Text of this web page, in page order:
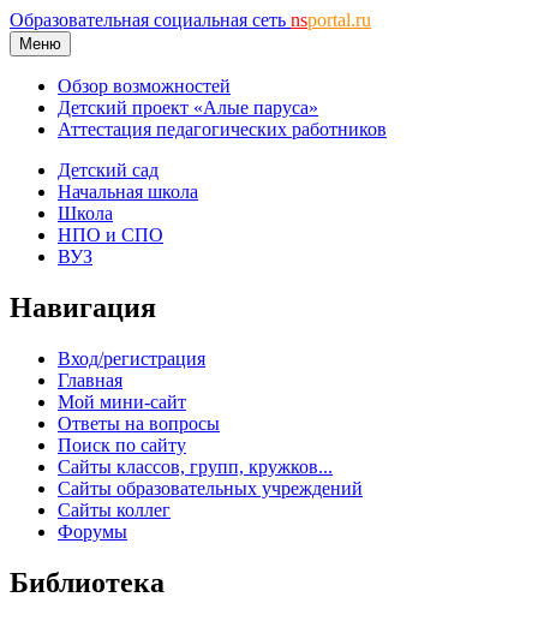
Образовательная социальная сеть nsportal.ru
Меню
Обзор возможностей
Детский проект «Алые паруса»
Аттестация педагогических работников
Детский сад
Начальная школа
Школа
НПО и СПО
ВУЗ
Навигация
Вход/регистрация
Главная
Мой мини-сайт
Ответы на вопросы
Поиск по сайту
Сайты классов, групп, кружков...
Сайты образовательных учреждений
Сайты коллег
Форумы
Библиотека